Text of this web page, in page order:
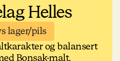
Helles
lager/pils
og balansert
Bonsak-malt.